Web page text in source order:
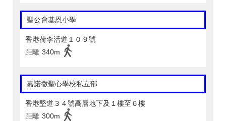
聖公會基恩小學
香港荷李活道１０９號
距離 340m
嘉諾撒聖心學校私立部
香港堅道３４號高層地下及１樓至６樓
距離 300m